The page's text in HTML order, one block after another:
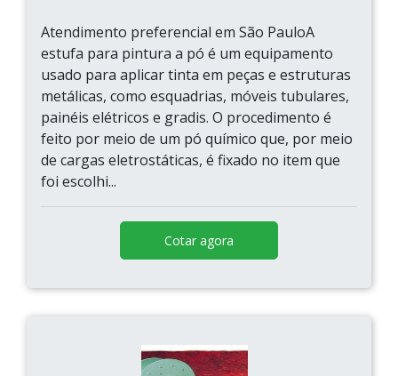
Atendimento preferencial em São PauloA
estufa para pintura a pó é um equipamento
usado para aplicar tinta em peças e estruturas
metálicas, como esquadrias, móveis tubulares,
painéis elétricos e gradis. O procedimento é
feito por meio de um pó químico que, por meio
de cargas eletrostáticas, é fixado no item que
foi escolhi...
Cotar agora